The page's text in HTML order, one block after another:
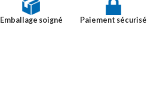
Emballage soigné Paiement sécurisé